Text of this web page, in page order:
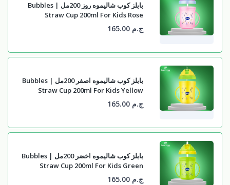
بابلز كوب شاليموه روز 200مل | Bubbles
Straw Cup 200ml For Kids Rose
ج.م 165.00
بابلز كوب شاليموه اصفر 200مل | Bubbles
Straw Cup 200ml For Kids Yellow
ج.م 165.00
بابلز كوب شاليموه اخضر 200مل | Bubbles
Straw Cup 200ml For Kids Green
ج.م 165.00